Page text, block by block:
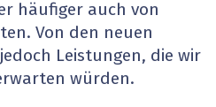
häufiger auch von
Von den neuen
Leistungen, die wir
würden.